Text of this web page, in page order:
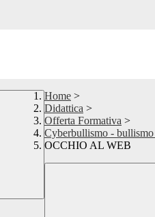
Home >
Didattica >
Offerta Formativa >
Cyberbullismo - bullismo
OCCHIO AL WEB